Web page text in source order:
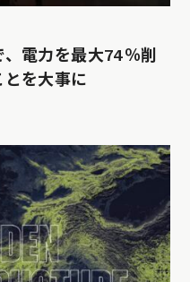
、電力を最大74％削
を大事に